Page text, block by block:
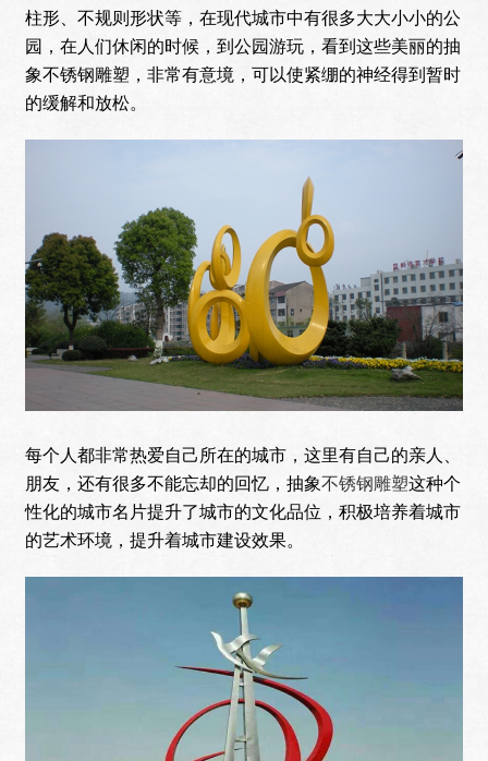
柱形、不规则形状等，在现代城市中有很多大大小小的公
园，在人们休闲的时候，到公园游玩，看到这些美丽的抽
象不锈钢雕塑，非常有意境，可以使紧绷的神经得到暂时
的缓解和放松。
每个人都非常热爱自己所在的城市，这里有自己的亲人、
朋友，还有很多不能忘却的回忆，抽象不锈钢雕塑这种个
性化的城市名片提升了城市的文化品位，积极培养着城市
的艺术环境，提升着城市建设效果。